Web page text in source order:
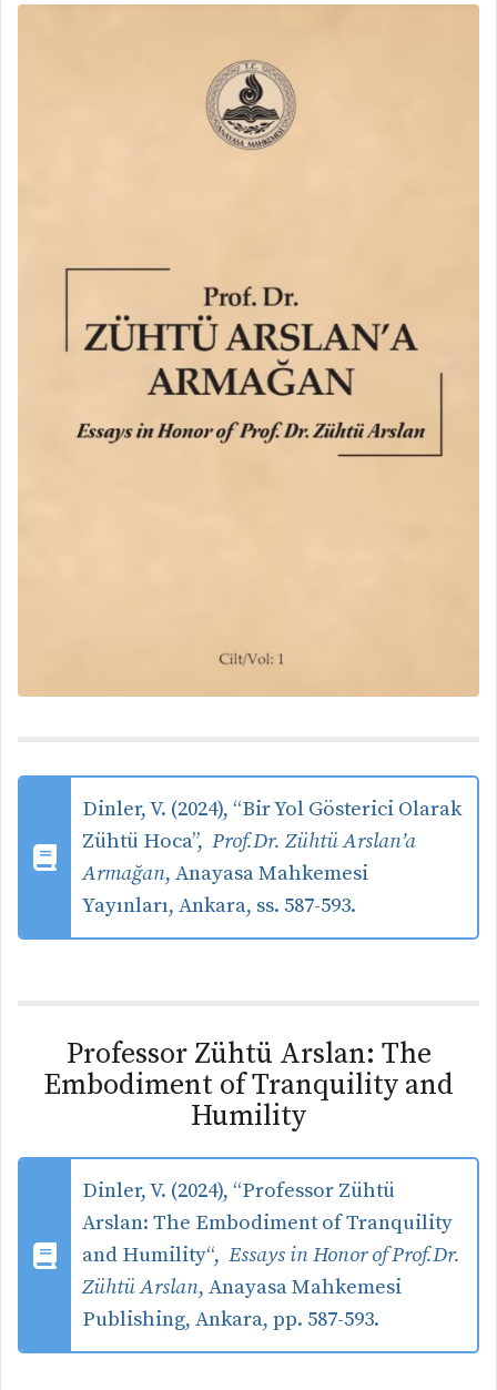
Dinler, V. (2024), “Bir Yol Gösterici Olarak
Zühtü Hoca”, Prof.Dr. Zühtü Arslan’a
Armağan, Anayasa Mahkemesi
Yayınları, Ankara, ss. 587-593.
Professor Zühtü Arslan: The
Embodiment of Tranquility and
Humility
Dinler, V. (2024), “Professor Zühtü
Arslan: The Embodiment of Tranquility
and Humility“, Essays in Honor of Prof.Dr.
Zühtü Arslan, Anayasa Mahkemesi
Publishing, Ankara, pp. 587-593.